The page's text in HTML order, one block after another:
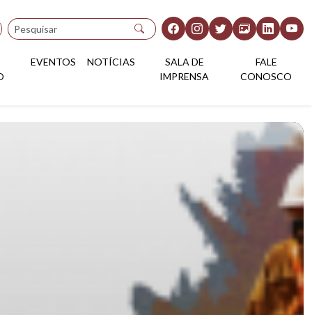
Pesquisar
EVENTOS NOTÍCIAS
SALA DE
IMPRENSA
FALE
CONOSCO